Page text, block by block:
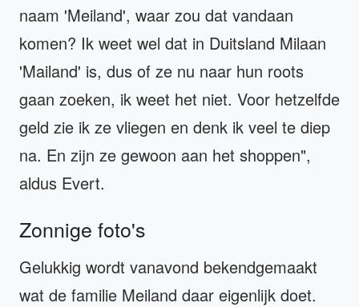
naam 'Meiland', waar zou dat vandaan
komen? Ik weet wel dat in Duitsland Milaan
'Mailand' is, dus of ze nu naar hun roots
gaan zoeken, ik weet het niet. Voor hetzelfde
geld zie ik ze vliegen en denk ik veel te diep
na. En zijn ze gewoon aan het shoppen",
aldus Evert.
Zonnige foto's
Gelukkig wordt vanavond bekendgemaakt
wat de familie Meiland daar eigenlijk doet.